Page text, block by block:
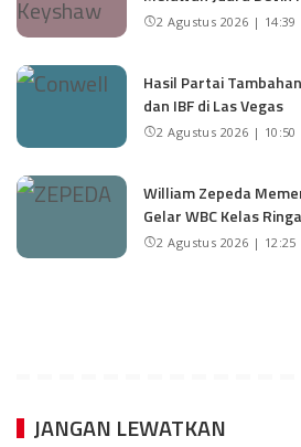
2 Agustus 2026 | 14:39
Hasil Partai
dan IBF di Las Vegas
2 Agustus 2026 | 10:50
William Zepeda
Gelar WBC Kelas
2 Agustus 2026 | 12:25
JANGAN LEWATKAN